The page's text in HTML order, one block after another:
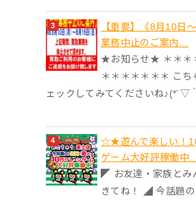
【重要】《8月10日
業務中止のご案内...
★お知らせ★ ＊＊＊
＊＊＊＊＊＊＊ こち
ェックしてみてくださいね♪(*´▽
☆★遊んで楽しい！
ゲーム大好評稼働中...
◤ お友達・家族とみ
きてね！ ◢ 今話題